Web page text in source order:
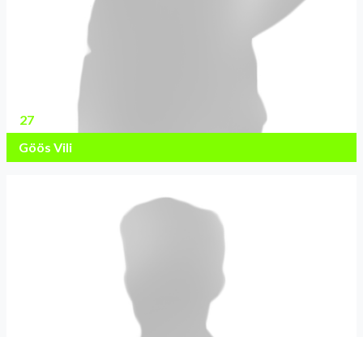
27
Göös Vili